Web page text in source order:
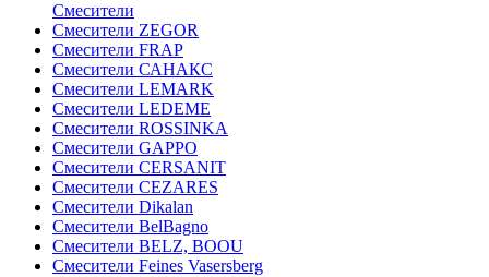
Смесители
Смесители ZEGOR
Смесители FRAP
Смесители САНАКС
Смесители LEMARK
Смесители LEDEME
Смесители ROSSINKA
Смесители GAPPO
Смесители CERSANIT
Смесители CEZARES
Смесители Dikalan
Смесители BelBagno
Смесители BELZ, BOOU
Смесители Feines Vasersberg